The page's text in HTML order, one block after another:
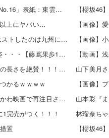
【8/12発売】「ヤングアニマル 2026年 No.16」表紙：東雲うみ / 虹咲カリナ
上にヤバい…
「CDTVに『365日の紙飛行機』をリクエストしたのは九州に住む中学生」←この事実って結構デカいよな【AKB48】
【日向坂46】 かほりん、ありのままの姿・・・【藤嶌果歩1st写真集】
田村真佑ちゃん、大越ひなのちゃんの脚の長さを絶賛！！！【乃木坂46】
かるｗｗｗｗ
【朗報】美人声優の井口裕香さん、ちいかわ映画で再注目されるｗｗｗｗ
完売がつく！！！
置
【櫻坂46
【画像】
【画像】
山本彩『